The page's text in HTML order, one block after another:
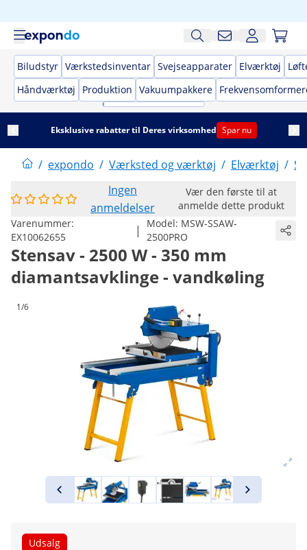
Biludstyr Værkstedsinventar Svejseapparater Elværktøj
Håndværktøj
Produktion Vakuumpakkere
Eksklusive rabatter til Deres virksomhed Spar nu
/ expondo / Værksted og værktøj / Elværktøj /
Ingen
anmeldelser
Vær den første til at
anmelde dette produkt
Varenummer:
EX10062655
| Model: MSW-SSAW-
2500PRO
Stensav - 2500 W - 350 mm
diamantsavklinge - vandkøling
1/6
Udsalg